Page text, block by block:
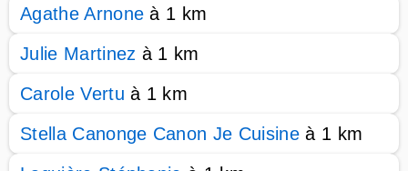
Agathe Arnone à 1 km
Julie Martinez à 1 km
Carole Vertu à 1 km
Stella Canonge Canon Je Cuisineà 1 km